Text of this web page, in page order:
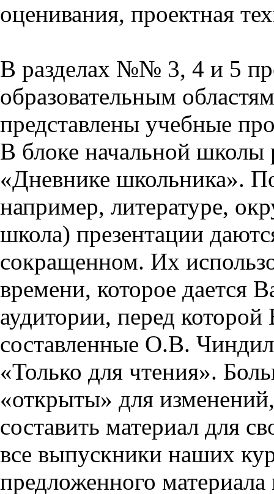
оценивания, проектная
В разделах №№ 3, 4 и 5
образовательным
представлены учебные
В блоке начальной школы
«Дневнике школьника».
например, литературе,
школа) презентации
сокращенном. Их
времени, которое дается
аудитории, перед
составленные О.В.
«Только для чтения».
«открыты» для
составить материал для
все выпускники наших
предложенного